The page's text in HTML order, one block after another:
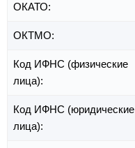
ОКАТО:
ОКТМО:
Код ИФНС (физические
лица):
Код ИФНС (юридические
лица):